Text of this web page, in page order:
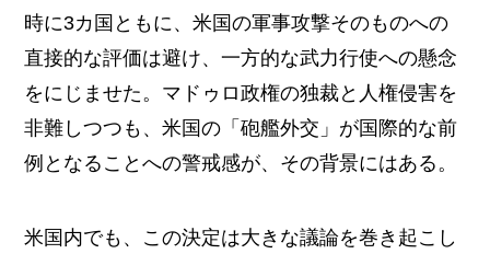
時に3カ国ともに、米国の軍事攻撃そのものへの
直接的な評価は避け、一方的な武力行使への懸念
をにじませた。マドゥロ政権の独裁と人権侵害を
非難しつつも、米国の「砲艦外交」が国際的な前
例となることへの警戒感が、その背景にはある。
米国内でも、この決定は大きな議論を巻き起こし